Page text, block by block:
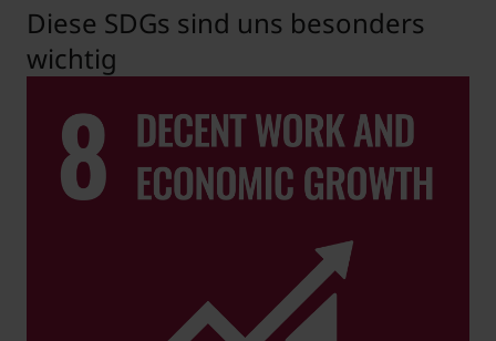
Diese SDGs sind uns besonders
wichtig